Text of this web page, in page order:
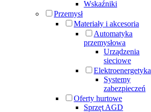
Wskaźniki
Przemysł
Materiały i akcesoria
Automatyka
przemysłowa
Urządzenia
sieciowe
Elektroenergetyka
Systemy
zabezpieczeń
Oferty hurtowe
Sprzęt AGD